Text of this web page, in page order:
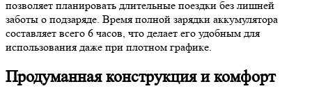
позволяет планировать длительные поездки без лишней
заботы о подзаряде. Время полной зарядки аккумулятора
составляет всего 6 часов, что делает его удобным для
использования даже при плотном графике.
Продуманная конструкция и комфорт